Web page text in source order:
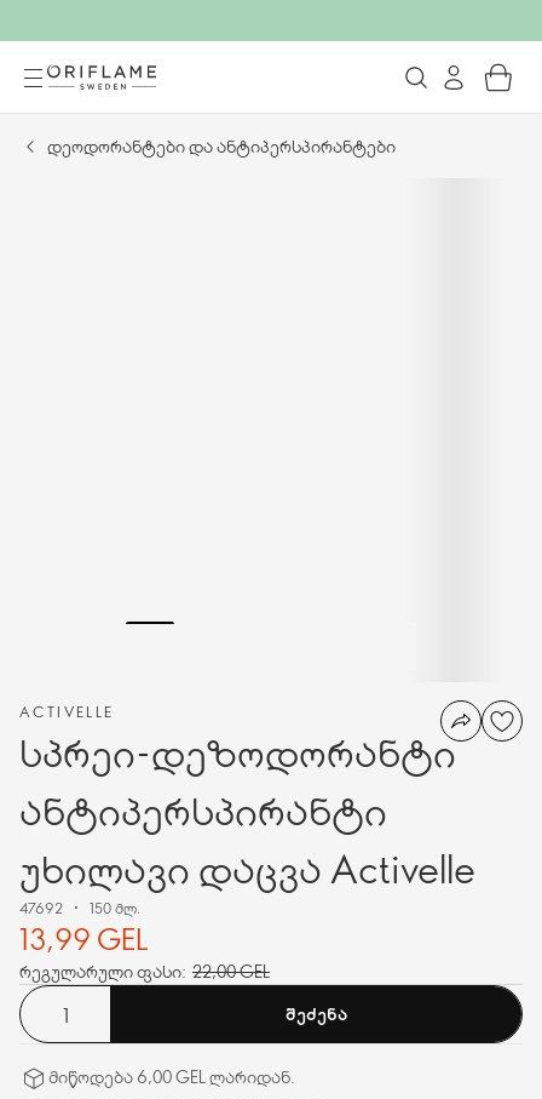
დეოდორანტები და ანტიპერსპირანტები
ACTIVELLE
სპრეი-დეზოდორანტი
ანტიპერსპირანტი
უხილავი დაცვა Activelle
47692 150 მლ.
13,99 GEL
რეგულარული ფასი: 22,00 GEL
ᲨᲔᲫᲔᲜᲐ
მიწოდება 6,00 GEL ლარიდან.